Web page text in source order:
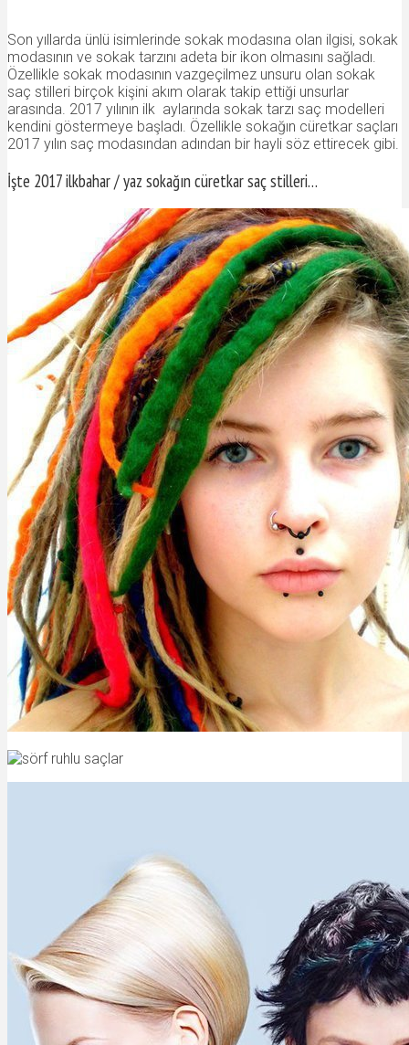
Son yıllarda ünlü isimlerinde sokak modasına olan ilgisi, sokak
modasının ve sokak tarzını adeta bir ikon olmasını sağladı.
Özellikle sokak modasının vazgeçilmez unsuru olan sokak
saç stilleri birçok kişini akım olarak takip ettiği unsurlar
arasında. 2017 yılının ilk aylarında sokak tarzı saç modelleri
kendini göstermeye başladı. Özellikle sokağın cüretkar saçları
2017 yılın saç modasından adından bir hayli söz ettirecek gibi.
İşte 2017 ilkbahar / yaz sokağın cüretkar saç stilleri…